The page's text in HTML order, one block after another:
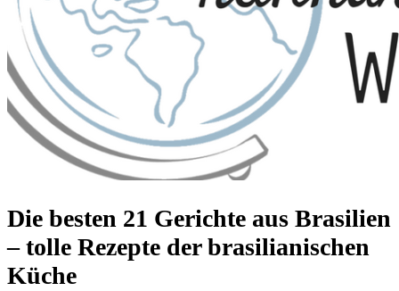
Die besten 21 Gerichte aus Brasilien
– tolle Rezepte der brasilianischen
Küche